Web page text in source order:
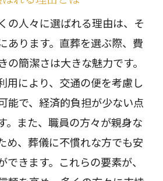
の人々に選ばれる理由は、そ
あります。直葬を選ぶ際、費
の簡潔さは大きな魅力です。
用により、交通の便を考慮し
能で、経済的負担が少ない点
。また、職員の方々が親身な
め、葬儀に不慣れな方でも安
きます。これらの要素が、